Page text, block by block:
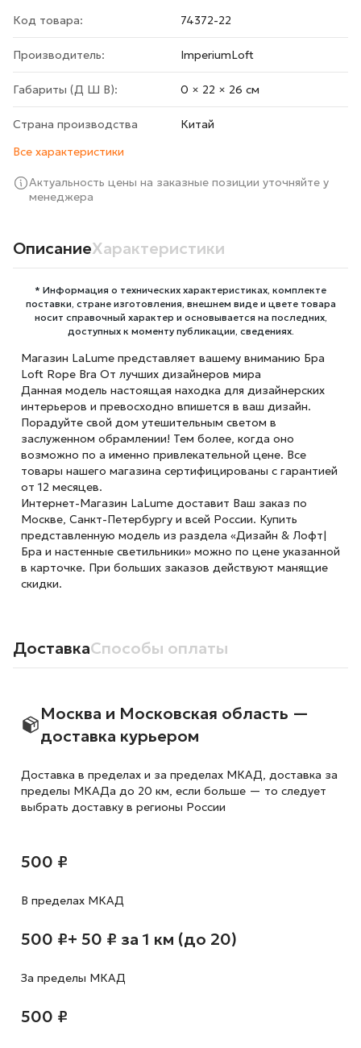
Код товара: 74372-22
Производитель: ImperiumLoft
Габариты (Д Ш В): 0 × 22 × 26 cм
Страна производства
Китай
Все характеристики
Актуальность цены на заказные позиции уточняйте у
менеджера
ОписаниеХарактеристики
* Информация о технических характеристиках, комплекте
поставки, стране изготовления, внешнем виде и цвете товара
носит справочный характер и основывается на последних,
доступных к моменту публикации, сведениях.
Магазин LaLume представляет вашему вниманию Бра
Loft Rope Bra От лучших дизайнеров мира
Данная модель настоящая находка для дизайнерских
интерьеров и превосходно впишется в ваш дизайн.
Порадуйте свой дом утешительным светом в
заслуженном обрамлении! Тем более, когда оно
возможно по а именно привлекательной цене. Все
товары нашего магазина сертифицированы с гарантией
от 12 месяцев.
Интернет-Магазин LaLume доставит Ваш заказ по
Москве, Санкт-Петербургу и всей России. Купить
представленную модель из раздела «Дизайн & Лофт|
Бра и настенные светильники» можно по цене указанной
в карточке. При больших заказов действуют манящие
скидки.
ДоставкаСпособы оплаты
Москва и Московская область —
доставка курьером
Доставка в пределах и за пределах МКАД, доставка за
пределы МКАДа до 20 км, если больше — то следует
выбрать доставку в регионы России
500 ₽
В пределах МКАД
500 ₽+ 50 ₽ за 1 км (до 20)
За пределы МКАД
500 ₽